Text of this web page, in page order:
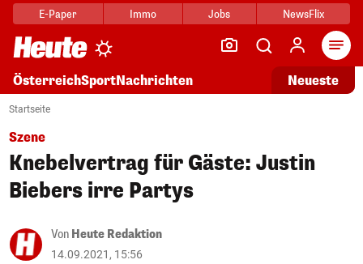
E-Paper Immo Jobs NewsFlix
ÖsterreichSportNachrichten Neueste
Startseite
Szene
Knebelvertrag für Gäste: Justin
Biebers irre Partys
Von Heute Redaktion
14.09.2021, 15:56